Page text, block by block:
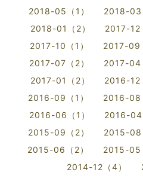
2018-05（1）
2018-03
2018-01（2）
2017-12
2017-10（1）
2017-09
2017-07（2）
2017-04
2017-01（2）
2016-12
2016-09（1）
2016-08
2016-06（1）
2016-04
2015-09（2）
2015-08
2015-06（2）
2015-05
2014-12（4）